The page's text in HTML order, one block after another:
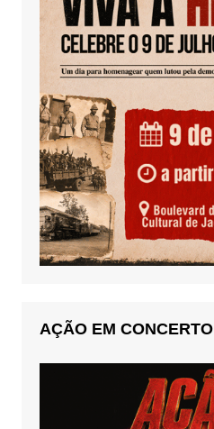
AÇÃO EM CONCERTO